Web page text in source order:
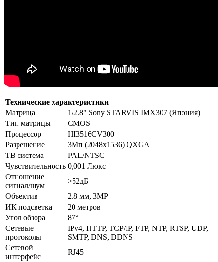
Технические характеристики
Матрица
1/2.8" Sony STARVIS IMX307 (Япония)
Тип матрицы
CMOS
Процессор
HI3516CV300
Разрешение
3Мп (2048x1536) QXGA
ТВ система
PAL/NTSC
Чувствительность 0,001 Люкс
Отношение
сигнал/шум
>52дБ
Объектив
2.8 мм, 3MP
ИК подсветка
20 метров
Угол обзора
87°
Сетевые
протоколы
IPv4, HTTP, TCP/IP, FTP, NTP, RTSP, UDP,
SMTP, DNS, DDNS
Сетевой
интерфейс
RJ45